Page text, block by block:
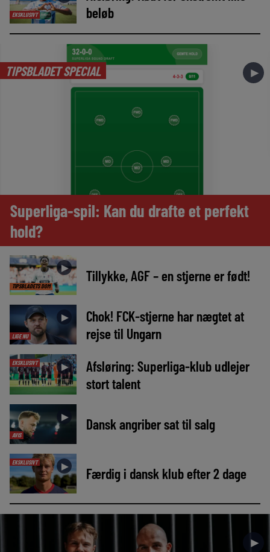
EKSKLUSIVT
beløb
TIPSBLADET SPECIAL ►
Superliga-spil: Kan du drafte et perfekt
hold?
TIPSBLADETS DOM
► Tillykke, AGF – en stjerne er født!
LIGE NU
►
Chok! FCK-stjerne har nægtet at
rejse til Ungarn
EKSKLUSIVT ►
Afsløring: Superliga-klub udlejer
stort talent
AVIS
► Dansk angriber sat til salg
EKSKLUSIVT ► Færdig i dansk klub efter 2 dage
►